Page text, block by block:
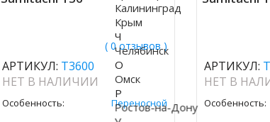
( 0 отзывов )
АРТИКУЛ: T3600
НЕТ В НАЛИЧИИ
Особенность: Переносной
АРТИКУЛ:
НЕТ В
Особенность:
Калининград
Крым
Ч
Челябинск
О
Омск
Р
Ростов-на-Дону